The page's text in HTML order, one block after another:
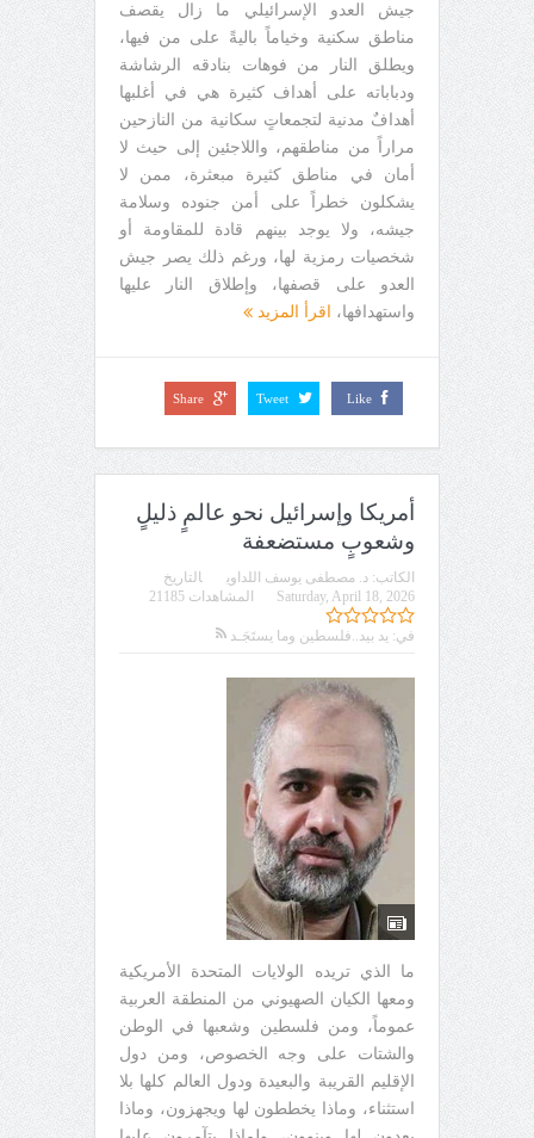
جيش العدو الإسرائيلي ما زال يقصف
مناطق سكنية وخياماً باليةً على من فيها،
ويطلق النار من فوهات بنادقه الرشاشة
ودباباته على أهداف كثيرة هي في أغلبها
أهدافٌ مدنية لتجمعاتٍ سكانية من النازحين
مراراً من مناطقهم، واللاجئين إلى حيث لا
أمان في مناطق كثيرة مبعثرة، ممن لا
يشكلون خطراً على أمن جنوده وسلامة
جيشه، ولا يوجد بينهم قادة للمقاومة أو
شخصيات رمزية لها، ورغم ذلك يصر جيش
العدو على قصفها، وإطلاق النار عليها
واستهدافها،
اقرأ المزيد
Like
Tweet
Share
أمريكا وإسرائيل نحو عالمٍ ذليلٍ
وشعوبٍ مستضعفة
الكاتب: د. مصطفى يوسف اللداوي
التاريخ
Saturday, April 18, 2026
في: يد بيد..فلسطين وما يستَجَـد
المشاهدات 21185
ما الذي تريده الولايات المتحدة الأمريكية
ومعها الكيان الصهيوني من المنطقة العربية
عموماً، ومن فلسطين وشعبها في الوطن
والشتات على وجه الخصوص، ومن دول
الإقليم القريبة والبعيدة ودول العالم كلها بلا
استثناء، وماذا يخططون لها ويجهزون، وماذا